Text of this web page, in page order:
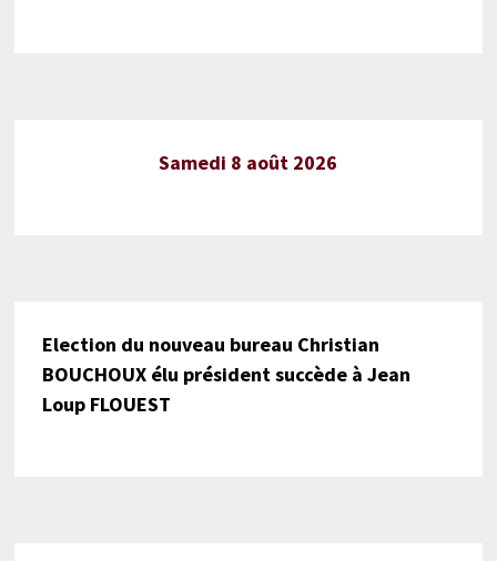
Samedi 8 août 2026
Election du nouveau bureau Christian
BOUCHOUX élu président succède à Jean
Loup FLOUEST